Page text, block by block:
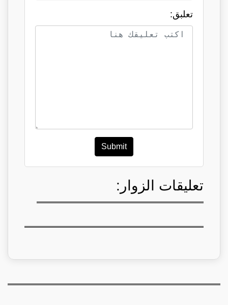
تعلبق:
Submit
تعليقات الزوار: